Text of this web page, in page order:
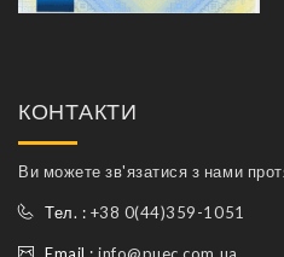
КОНТАКТИ
Ви можете зв'язатися з нами
Тел. : +38 0(44)359-1051
Email :info@puec.com.ua